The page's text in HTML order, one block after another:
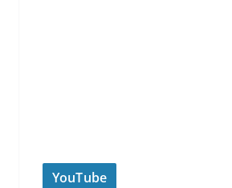
YouTube